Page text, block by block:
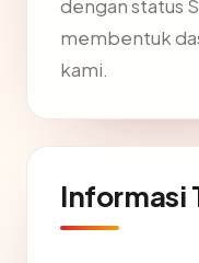
dengan status
membentuk
kami.
Informasi